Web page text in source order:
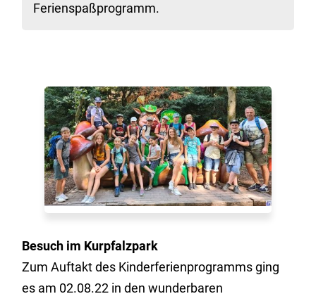
Ferienspaßprogramm.
Besuch im Kurpfalzpark
Zum Auftakt des Kinderferienprogramms ging
es am 02.08.22 in den wunderbaren